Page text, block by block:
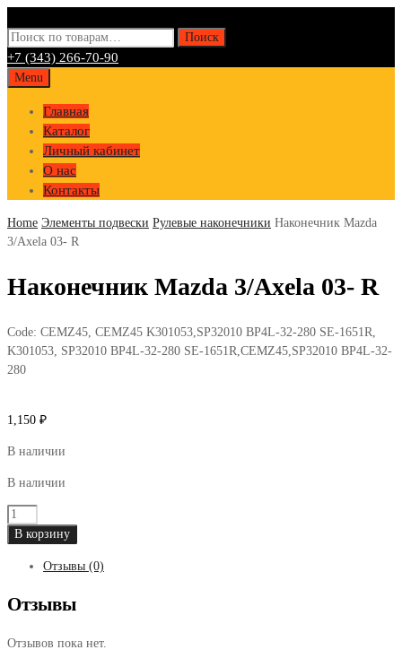
Искать: Поиск
+7 (343) 266-70-90
Skip
content
Menu
Главная
Каталог
Личный кабинет
О нас
Контакты
Home Элементы подвески Рулевые наконечники Наконечник Mazda
3/Axela 03- R
Наконечник Mazda 3/Axela 03- R
Code: CEMZ45, CEMZ45 K301053,SP32010 BP4L-32-280 SE-1651R,
K301053, SP32010 BP4L-32-280 SE-1651R,CEMZ45,SP32010 BP4L-32-
280
1,150 ₽
В наличии
В наличии
Количество
товара
Mazda
03-
В корзину
Отзывы (0)
Отзывы
Отзывов пока нет.